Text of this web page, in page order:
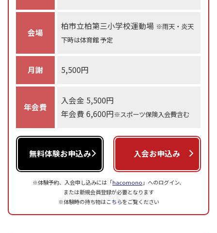
会場
柏市立柏第三小学校運動場 ※雨天・炎天
下時は体育館 予定
月謝 5,500円
年会費
入会金 5,500円
年会費 6,600円※スポーツ保険入会費含む
無料体験お申込み 入会お申込み
※体験予約、入会申し込みには「hacomono 」へのログイン、
または新規会員登録が必要となります
※体験時の持ち物はこちらをご覧ください